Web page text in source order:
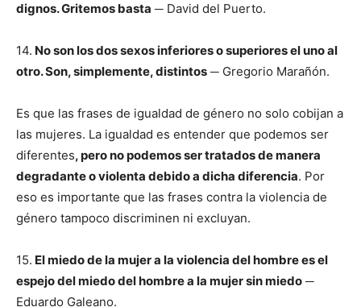
dignos. Gritemos basta ─ David del Puerto.
14. No son los dos sexos inferiores o superiores el uno al
otro. Son, simplemente, distintos ─ Gregorio Marañón.
Es que las frases de igualdad de género no solo cobijan a
las mujeres. La igualdad es entender que podemos ser
diferentes, pero no podemos ser tratados de manera
degradante o violenta debido a dicha diferencia. Por
eso es importante que las frases contra la violencia de
género tampoco discriminen ni excluyan.
15. El miedo de la mujer a la violencia del hombre es el
espejo del miedo del hombre a la mujer sin miedo ─
Eduardo Galeano.